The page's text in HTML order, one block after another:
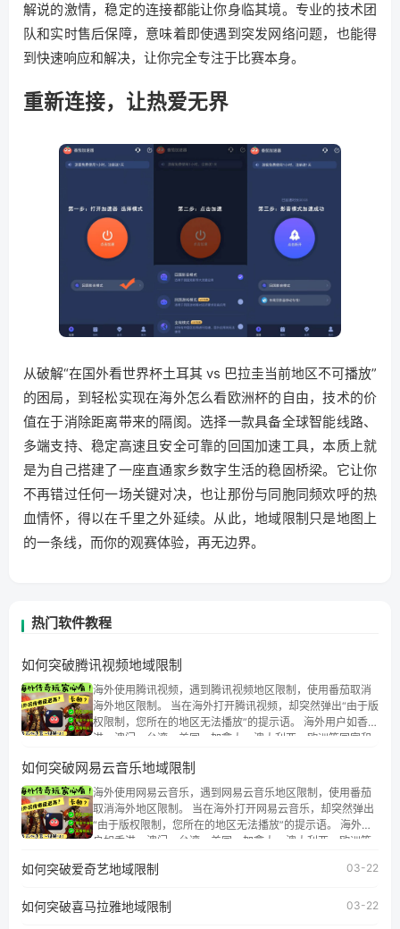
解说的激情，稳定的连接都能让你身临其境。专业的技术团
队和实时售后保障，意味着即使遇到突发网络问题，也能得
到快速响应和解决，让你完全专注于比赛本身。
重新连接，让热爱无界
从破解“在国外看世界杯土耳其 vs 巴拉圭当前地区不可播放”
的困局，到轻松实现在海外怎么看欧洲杯的自由，技术的价
值在于消除距离带来的隔阂。选择一款具备全球智能线路、
多端支持、稳定高速且安全可靠的回国加速工具，本质上就
是为自己搭建了一座直通家乡数字生活的稳固桥梁。它让你
不再错过任何一场关键对决，也让那份与同胞同频欢呼的热
血情怀，得以在千里之外延续。从此，地域限制只是地图上
的一条线，而你的观赛体验，再无边界。
热门软件教程
如何突破腾讯视频地域限制
海外使用腾讯视频，遇到腾讯视频地区限制，使用番茄取消
海外地区限制。 当在海外打开腾讯视频，却突然弹出“由于版
权限制，您所在的地区无法播放”的提示语。 海外用户如香
港、澳门、台湾、美国、加拿大、澳大利亚、欧洲等国家和
权限制问题，且仅能在中国大陆地区播放。 遇到这个问题的
朋友们，使用番茄回国加速器，即可解决「海外用户收听腾
讯视频地区版权限制」的问题，无论人在香港、澳门、台
湾、美国、加拿大、澳大利亚、欧洲等国家和地区工作、留
学、定居等，都可以使用，不再因地区和版权限制所困扰。
如何突破网易云音乐地域限制
海外使用网易云音乐，遇到网易云音乐地区限制，使用番茄
取消海外地区限制。 当在海外打开网易云音乐，却突然弹出
“由于版权限制，您所在的地区无法播放”的提示语。 海外用
户如香港、澳门、台湾、美国、加拿大、澳大利亚、欧洲等
地区及版权限制问题，且仅能在中国大陆地区播放。 遇到这
户收听网易云音乐地区版权限制」的问题，无论人在香港、
如何突破爱奇艺地域限制 03-22
如何突破喜马拉雅地域限制 03-22